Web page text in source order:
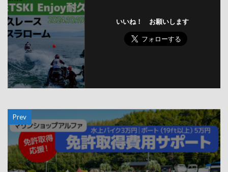
いいね！ お願いします
Prev